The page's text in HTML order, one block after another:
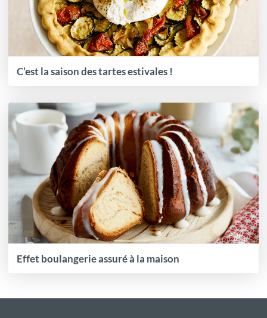
C’est la saison des tartes estivales !
Effet boulangerie assuré à la maison